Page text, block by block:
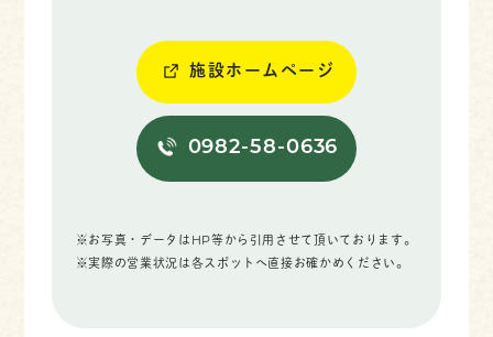
施設ホームページ
0982-58-0636
※お写真・データはHP等から引用させて頂いております。
※実際の営業状況は各スポットへ直接お確かめください。